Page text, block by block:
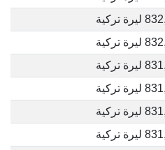
تركية
تركية
تركية
تركية
تركية
تركية